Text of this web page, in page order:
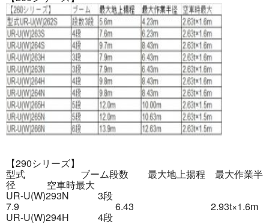
【290シリーズ】
型式 ブーム段数 最大地上揚程 最大作業半
径 空車時最大
UR-U(W)293N 3段
7.9 6.43 2.93t×1.6m
UR-U(W)294H 4段